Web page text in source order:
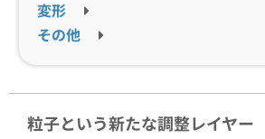
変形
その他
粒子という新たな調整レイヤー